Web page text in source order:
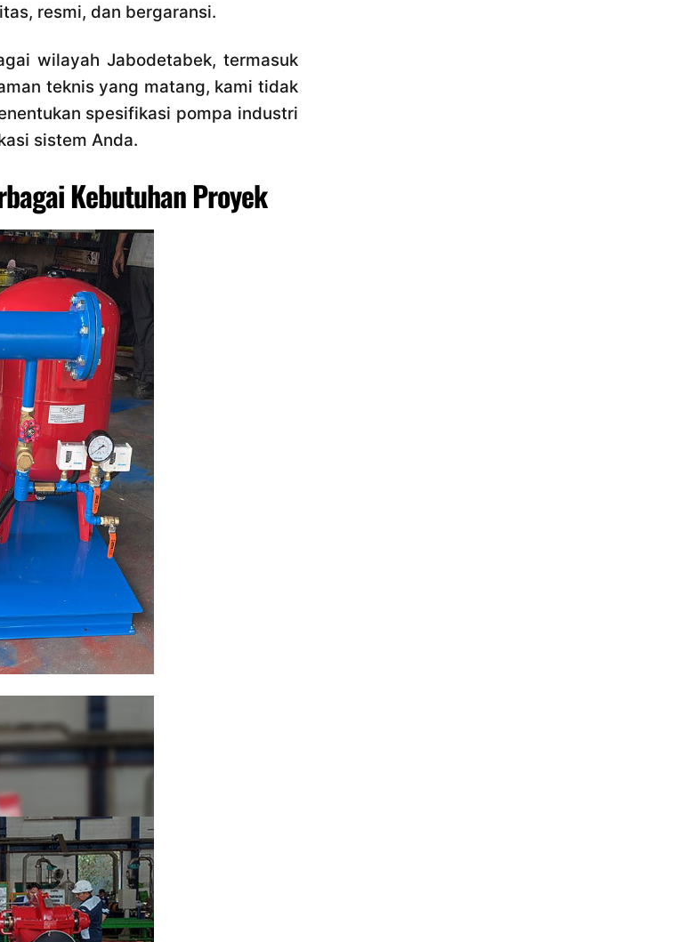
resmi, dan bergaransi.
wilayah Jabodetabek, termasuk
teknis yang matang, kami tidak
spesifikasi pompa industri
sistem Anda.
Kebutuhan Proyek